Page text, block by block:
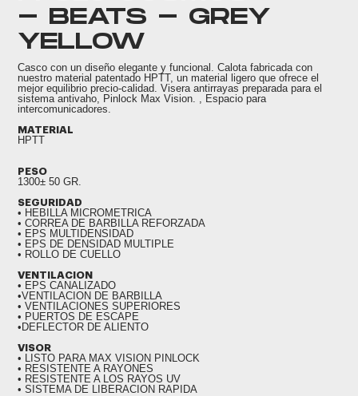
- BEATS - GREY
YELLOW
Casco con un diseño elegante y funcional. Calota fabricada con
nuestro material patentado HPTT, un material ligero que ofrece el
mejor equilibrio precio-calidad. Visera antirrayas preparada para el
sistema antivaho, Pinlock Max Vision. , Espacio para
intercomunicadores.
MATERIAL
HPTT
PESO
1300± 50 GR.
SEGURIDAD
• HEBILLA MICROMETRICA
• CORREA DE BARBILLA REFORZADA
• EPS MULTIDENSIDAD
• EPS DE DENSIDAD MULTIPLE
• ROLLO DE CUELLO
VENTILACION
• EPS CANALIZADO
•VENTILACION DE BARBILLA
• VENTILACIONES SUPERIORES
• PUERTOS DE ESCAPE
•DEFLECTOR DE ALIENTO
VISOR
• LISTO PARA MAX VISION PINLOCK
• RESISTENTE A RAYONES
• RESISTENTE A LOS RAYOS UV
• SISTEMA DE LIBERACION RAPIDA